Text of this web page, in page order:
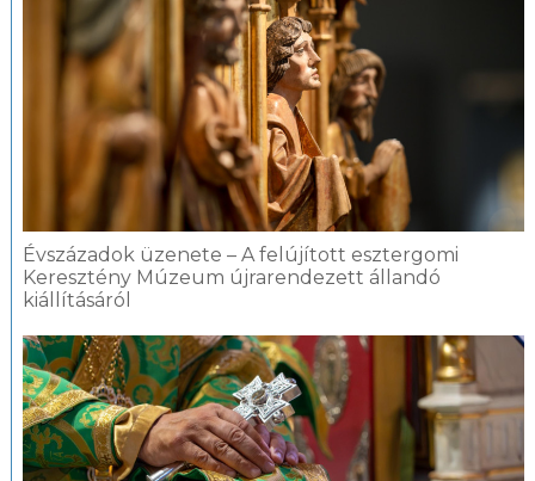
Évszázadok üzenete – A felújított esztergomi
Keresztény Múzeum újrarendezett állandó
kiállításáról